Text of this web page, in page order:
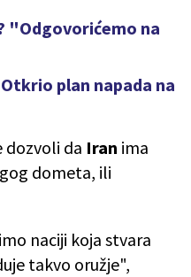
"Odgovorićemo na
plan napada na
dozvoli da Iran ima
dometa, ili
naciji koja stvara
takvo oružje",